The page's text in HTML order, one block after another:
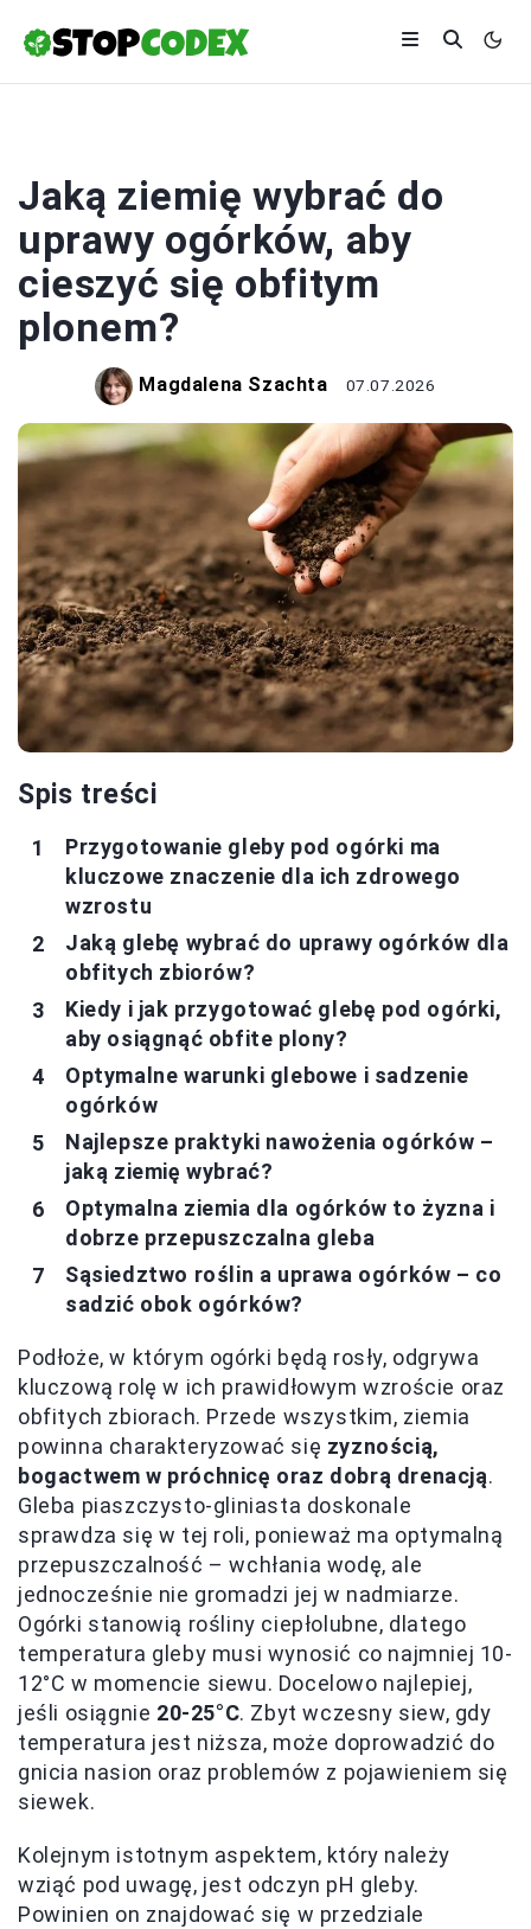
Jaką ziemię wybrać do
uprawy ogórków, aby
cieszyć się obfitym
plonem?
Magdalena Szachta 07.07.2026
Spis treści
Przygotowanie gleby pod ogórki ma
kluczowe znaczenie dla ich zdrowego
wzrostu
Jaką glebę wybrać do uprawy ogórków dla
obfitych zbiorów?
Kiedy i jak przygotować glebę pod ogórki,
aby osiągnąć obfite plony?
Optymalne warunki glebowe i sadzenie
ogórków
Najlepsze praktyki nawożenia ogórków –
jaką ziemię wybrać?
Optymalna ziemia dla ogórków to żyzna i
dobrze przepuszczalna gleba
Sąsiedztwo roślin a uprawa ogórków – co
sadzić obok ogórków?
Podłoże, w którym ogórki będą rosły, odgrywa
kluczową rolę w ich prawidłowym wzroście oraz
obfitych zbiorach. Przede wszystkim, ziemia
powinna charakteryzować się zyznością,
bogactwem w próchnicę oraz dobrą drenacją.
Gleba piaszczysto-gliniasta doskonale
sprawdza się w tej roli, ponieważ ma optymalną
przepuszczalność – wchłania wodę, ale
jednocześnie nie gromadzi jej w nadmiarze.
Ogórki stanowią rośliny ciepłolubne, dlatego
temperatura gleby musi wynosić co najmniej 10-
12°C w momencie siewu. Docelowo najlepiej,
jeśli osiągnie 20-25°C. Zbyt wczesny siew, gdy
temperatura jest niższa, może doprowadzić do
gnicia nasion oraz problemów z pojawieniem się
siewek.
Kolejnym istotnym aspektem, który należy
wziąć pod uwagę, jest odczyn pH gleby.
Powinien on znajdować się w przedziale